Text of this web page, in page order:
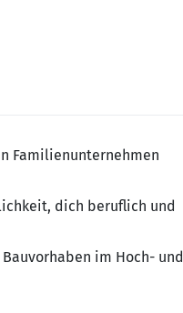
Familienunternehmen
dich beruflich und
im Hoch- und